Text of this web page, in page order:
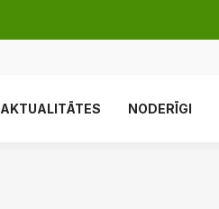
AKTUALITĀTES NODERĪGI